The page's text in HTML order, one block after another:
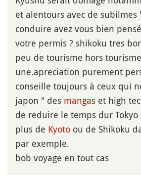
et alentours avec de subilmes
conduire avez vous bien
votre permis ? shikoku tres
peu de tourisme hors
une.apreciation purement
conseille toujours à ceux qui
japon " des mangas et high
de reduire le temps dur
plus de Kyoto ou de Shikoku
par exemple.
bob voyage en tout cas